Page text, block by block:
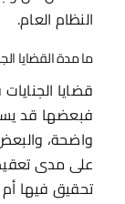
النظام العام.
ما مدة القضايا
قضايا
فبعضها قد
واضحة،
على مدى
تحقيق فيها أم